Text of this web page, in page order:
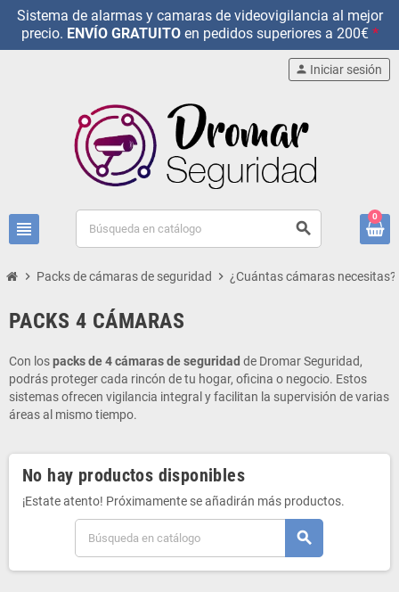
Sistema de alarmas y camaras de videovigilancia al mejor
precio. ENVÍO GRATUITOen pedidos superiores a 200€*
view_headline search
person Iniciar sesión
0
chevron_right Packs de cámaras de seguridad chevron_right ¿Cuántas cámaras necesitas?
PACKS 4 CÁMARAS
Con lospacks de 4 cámaras de seguridad de Dromar Seguridad,
podrás proteger cada rincón de tu hogar, oficina o negocio. Estos
sistemas ofrecen vigilancia integral y facilitan la supervisión de varias
áreas al mismo tiempo.
No hay productos disponibles
¡Estate atento! Próximamente se añadirán más productos.
search